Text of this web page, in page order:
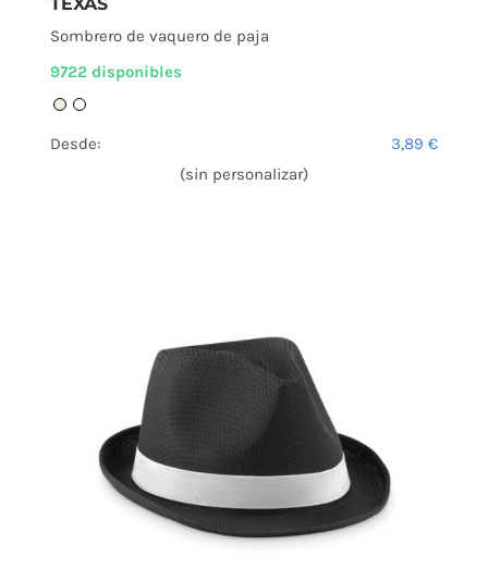
TEXAS
Sombrero de vaquero de paja
9722 disponibles
Desde: 3,89 €
(sin personalizar)